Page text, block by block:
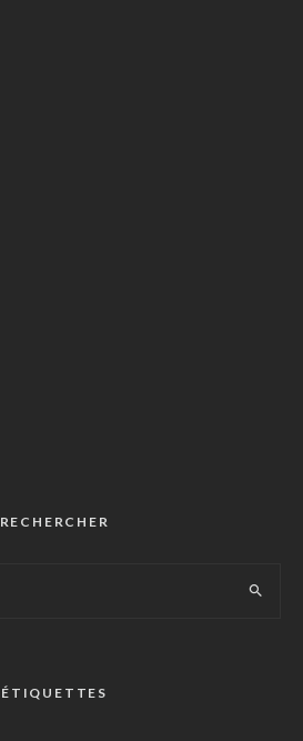
RECHERCHER
ÉTIQUETTES